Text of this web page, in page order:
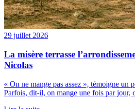
29 juillet 2026
La misère terrasse
Nicolas
« On ne mange pas assez », témoigne un
Parfois, dit-il, on mange une fois par jour,